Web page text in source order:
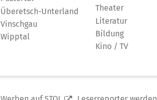
Überetsch-Unterland
Vinschgau
Wipptal
Theater
Literatur
Bildung
Kino / TV